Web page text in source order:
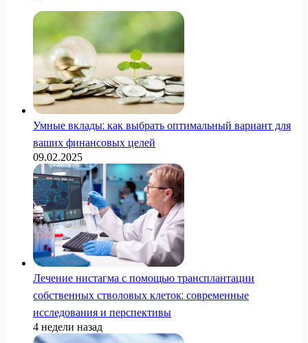
Умные вклады: как выбрать оптимальный вариант для
ваших финансовых целей
09.02.2025
Лечение нистагма с помощью трансплантации
собственных стволовых клеток: современные
исследования и перспективы
4 недели назад